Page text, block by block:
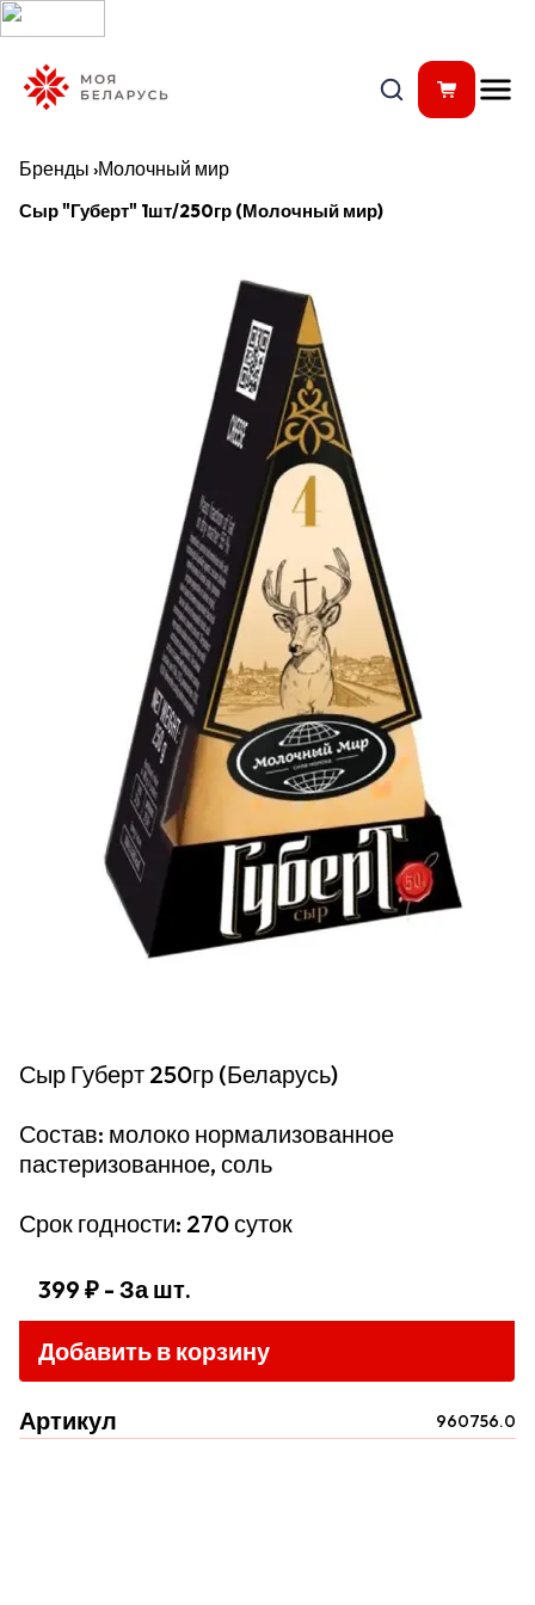
Бренды ›Молочный мир
Сыр "Губерт" 1шт/250гр (Молочный мир)
Сыр Губерт 250гр (Беларусь)
Состав: молоко нормализованное
пастеризованное, соль
Срок годности: 270 суток
399 ₽ - За шт.
Добавить в корзину
Артикул 960756.0